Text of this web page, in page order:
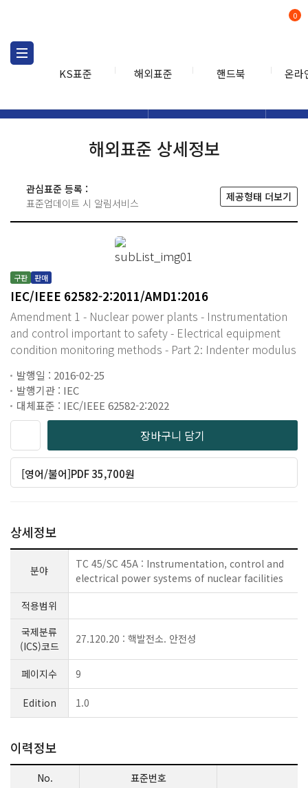
KS표준 해외표준 핸드북 온라
0
해외표준 상세정보
관심표준 등록 :
표준업데이트 시 알림서비스
제공형태 더보기
구판 판매
IEC/IEEE 62582-2:2011/AMD1:2016
Amendment 1 - Nuclear power plants - Instrumentation
and control important to safety - Electrical equipment
condition monitoring methods - Part 2: Indenter modulus
발행일 : 2016-02-25
발행기관 : IEC
대체표준 : IEC/IEEE 62582-2:2022
장바구니 담기
[영어/불어]PDF 35,700원
상세정보
분야
TC 45/SC 45A : Instrumentation, control and
electrical power systems of nuclear facilities
적용범위
국제분류
(ICS)코드
27.120.20 : 핵발전소. 안전성
페이지수 9
Edition 1.0
이력정보
No. 표준번호